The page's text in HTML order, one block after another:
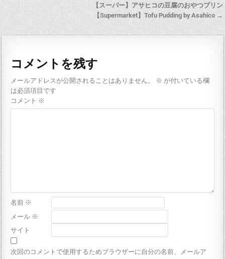
【スーパー】アサヒコの豆腐のおやつプリン
【Supermarket】Tofu Pudding by Asahico →
コメントを残す
メールアドレスが公開されることはありません。 ※ が付いている欄
は必須項目です
コメント ※
名前 ※
メール ※
サイト
次回のコメントで使用するためブラウザーに自分の名前、メールア